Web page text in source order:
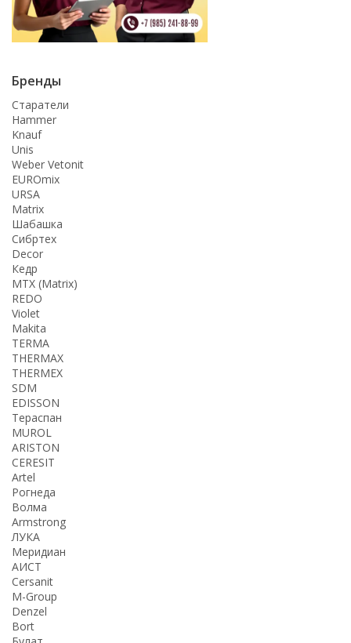
Бренды
Старатели
Hammer
Knauf
Unis
Weber Vetonit
EUROmix
URSA
Matrix
Шабашка
Сибртех
Decor
Кедр
MTX (Matrix)
REDO
Violet
Makita
TERMA
THERMАX
THERMEX
SDM
EDISSON
Тераспан
MUROL
ARISTON
CERESIT
Artel
Рогнеда
Волма
Armstrong
ЛУКА
Меридиан
АИСТ
Cersanit
M-Group
Denzel
Bort